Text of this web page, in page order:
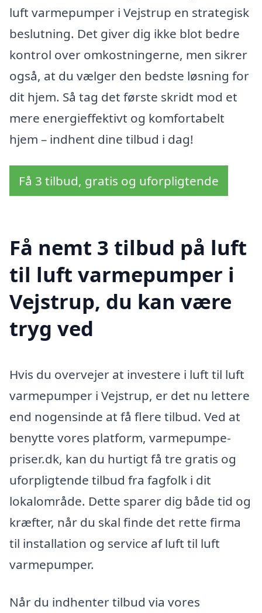
luft varmepumper i Vejstrup en strategisk
beslutning. Det giver dig ikke blot bedre
kontrol over omkostningerne, men sikrer
også, at du vælger den bedste løsning for
dit hjem. Så tag det første skridt mod et
mere energieffektivt og komfortabelt
hjem – indhent dine tilbud i dag!
Få 3 tilbud, gratis og uforpligtende
Få nemt 3 tilbud på luft
til luft varmepumper i
Vejstrup, du kan være
tryg ved
Hvis du overvejer at investere i luft til luft
varmepumper i Vejstrup, er det nu lettere
end nogensinde at få flere tilbud. Ved at
benytte vores platform, varmepumpe-
priser.dk, kan du hurtigt få tre gratis og
uforpligtende tilbud fra fagfolk i dit
lokalområde. Dette sparer dig både tid og
kræfter, når du skal finde det rette firma
til installation og service af luft til luft
varmepumper.
Når du indhenter tilbud via vores